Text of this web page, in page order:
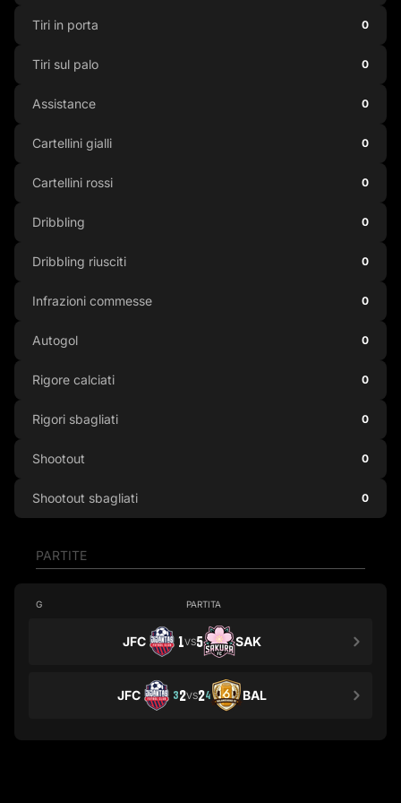
PARTITE
G PARTITA
JFC 1VS5 SAK
JFC 32VS24 BAL
Tiri in porta 0
Tiri sul palo 0
Assistance 0
Cartellini gialli 0
Cartellini rossi 0
Dribbling 0
Dribbling riusciti 0
Infrazioni commesse 0
Autogol 0
Rigore calciati 0
Rigori sbagliati 0
Shootout 0
Shootout sbagliati 0